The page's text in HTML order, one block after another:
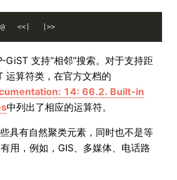
<<|   |>>
GiST 支持“相邻”搜索。对于支持距
运算符类，在官方文档的
14: 66.2. Built-in
中列出了相应的运算符。
具有自然聚类元素，同时也不是等
用，例如，GIS、多媒体、电话路